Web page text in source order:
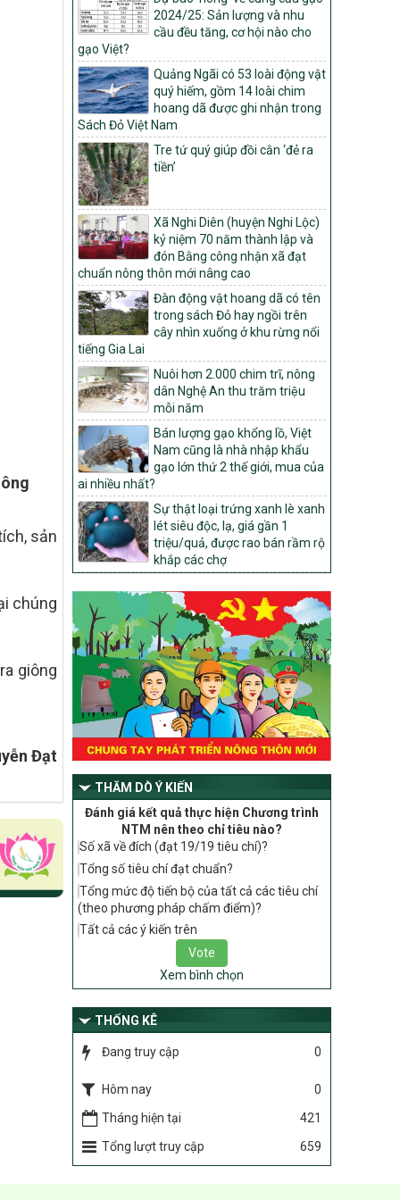
sản
chúng
giông
Đạt
Môi trường
Quyết định số: 26/2026/QĐ-TTg
Quyết định ban hành Bộ tiêu chí và quy
trình đánh giá, phân hạng sản phẩm Mỗi
xã một sản phẩm
số: 19/2026/QĐ-TTg
Quy định điều kiện, trình tự, thủ tục, hồ sơ
xét, công nhận, công bố và thu hồi quyết
định công nhận xã đạt chuẩn nông thôn
mới, xã đạt nông thôn mới hiện đại và
tỉnh, thành phố hoàn thành nhiệm vụ xây
dựng nông thôn mới giai đoạn 2026 –
2030
Quyết định số 16/2026/QĐ-TTg
Quy định nguyên tắc, tiêu chí, định mức
phân bổ ngân sách trung ương và tỉ lệ
vốn đối ứng ngân sách của địa phương
thực hiện Chương trình mục tiêu quốc gia
xây dựng nông thôn mới, giảm nghèo
bền vững và phát triển kinh tế – xã hội
vùng đồng bào dân tộc thiểu số và miền
núi giai đoạn 2026 – 2030
1451/QĐ-UBND
Phê duyệt danh sách các xã thuộc nhóm
1, nhóm 2, nhóm 3 trong xây dựng nông
thôn mới giai đoạn 2026-2030 trên địa
bàn tỉnh Nghệ An
103/PTNT-NTM
Về việc đăng ký thực hiện Dự án liên kết
theo chuỗi giá trị thuộc Dự án 2 –
Chương trình Mục tiêu quốc gia Giảm
nghèo bền vững giai đoạn 2021-2025
được kéo dài sang năm 2026
827/QĐ-BNNMT
Quyết định Ban hành Kế hoạch triển khai
thực hiện Chương trình mục tiêu quốc gia
xây dựng nông thôn mới, giảm nghèo
bền vững và phát triển kinh tế – xã hội
vùng đồng bào dân tộc thiểu số và miền
núi giai đoạn 2026-2035, giai đoạn I: Từ
năm 2026 đến năm 2030
14/2026/TT-BNNMT
Hướng dẫn thực hiện một số nội dung
tiêu chí, điều kiện thuộc Bộ tiêu chí quốc
gia về nông thôn mới giai đoạn 2026 –
2030 thuộc phạm vi quản lý nhà nước
của Bộ Nông nghiệp và Môi trường
417/QĐ-BNNMT
Phê duyệt Chương trình mục tiêu quốc
gia xây dựng nông thôn mới, giảm nghèo
bền vững và phát triển kinh tế – xã hội
vùng đồng bào dân tộc thiểu số và miền
núi giai đoạn 2026-2035, giai đoạn I: Từ
Nghị quyết số 08/2026/NQ-HĐND
Quy định nguyên tắc, tiêu chí, định mức
Chương trình mục tiêu quốc gia xây dựng
nông thôn mới, giảm nghèo bền vững và
phát triển kinh tế – xã hội vùng đồng bào
2026 – 2030 trên địa bàn tỉnh Nghệ An
2024/25: Sản lượng và nhu
cầu đều tăng, cơ hội nào cho
gạo Việt?
Quảng Ngãi có 53 loài động vật
quý hiếm, gồm 14 loài chim
hoang dã được ghi nhận trong
Sách Đỏ Việt Nam
Tre tứ quý giúp đồi cằn ‘đẻ ra
tiền’
Xã Nghi Diên (huyện Nghi Lộc)
kỷ niệm 70 năm thành lập và
đón Bằng công nhận xã đạt
chuẩn nông thôn mới nâng cao
Đàn động vật hoang dã có tên
trong sách Đỏ hay ngồi trên
cây nhìn xuống ở khu rừng nổi
tiếng Gia Lai
Nuôi hơn 2.000 chim trĩ, nông
dân Nghệ An thu trăm triệu
mỗi năm
Bán lượng gạo khổng lồ, Việt
Nam cũng là nhà nhập khẩu
gạo lớn thứ 2 thế giới, mua của
ai nhiều nhất?
Sự thật loại trứng xanh lè xanh
lét siêu độc, lạ, giá gần 1
triệu/quả, được rao bán rầm rộ
khắp các chợ
THĂM DÒ Ý KIẾN
Đánh giá kết quả thực hiện Chương trình
NTM nên theo chỉ tiêu nào?
Số xã về đích (đạt 19/19 tiêu chí)?
Tổng số tiêu chí đạt chuẩn?
Tổng mức độ tiến bộ của tất cả các tiêu chí
(theo phương pháp chấm điểm)?
Tất cả các ý kiến trên
Xem bình chọn
THỐNG KÊ
Đang truy cập 0
Hôm nay
0
Tháng hiện tại
421
Tổng lượt truy cập
659